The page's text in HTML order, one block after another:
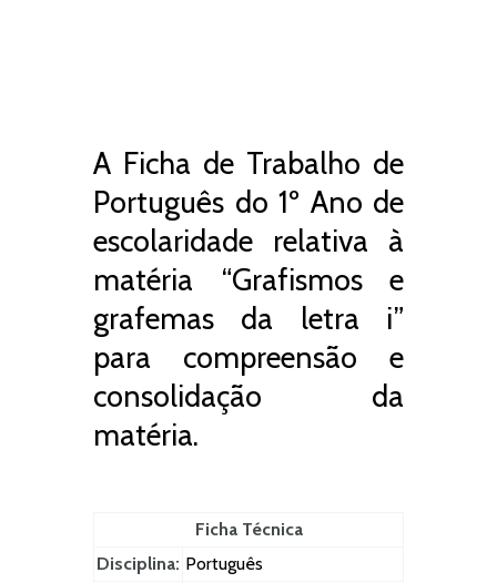
A Ficha de Trabalho de
Português do 1º Ano de
escolaridade relativa à
matéria “Grafismos e
grafemas da letra i”
para compreensão e
consolidação da
matéria.
Ficha Técnica
Disciplina: Português